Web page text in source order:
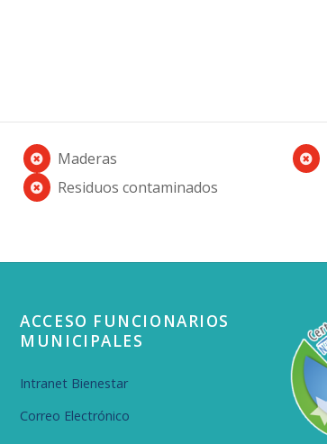
Maderas
Residuos contaminados
ACCESO FUNCIONARIOS
MUNICIPALES
Intranet Bienestar
Correo Electrónico